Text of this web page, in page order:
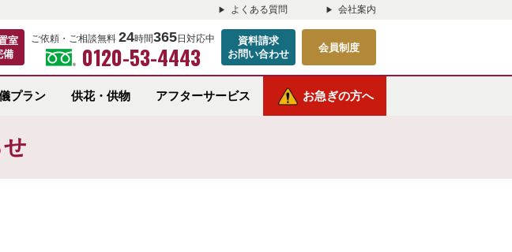
よくある質問 会社案内
室
備
ご依頼・ご相談無料 24時間365日対応中
0120-53-4443
資料請求
お問い合わせ
会員制度
プラン 供花・供物 アフターサービス お急ぎの方へ